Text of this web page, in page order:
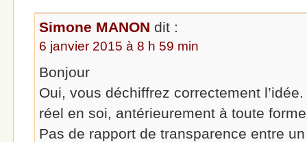
Simone MANON dit :
6 janvier 2015 à 8 h 59 min
Bonjour
Oui, vous déchiffrez correctement
réel en soi, antérieurement à toute
Pas de rapport de transparence entre